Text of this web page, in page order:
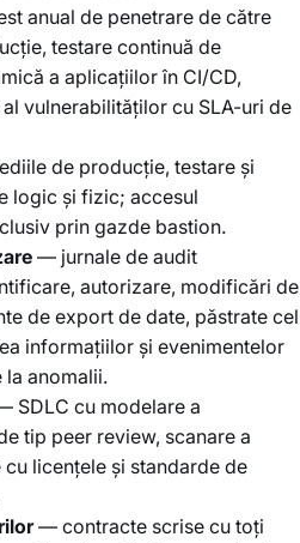
anual de penetrare de către
testare continuă de
a aplicațiilor în CI/CD,
vulnerabilităților cu SLA-uri de
de producție, testare și
logic și fizic; accesul
prin gazde bastion.
— jurnale de audit
autorizare, modificări de
de export de date, păstrate cel
informațiilor și evenimentelor
la anomalii.
SDLC cu modelare a
tip peer review, scanare a
licențele și standarde de
— contracte scrise cu toți